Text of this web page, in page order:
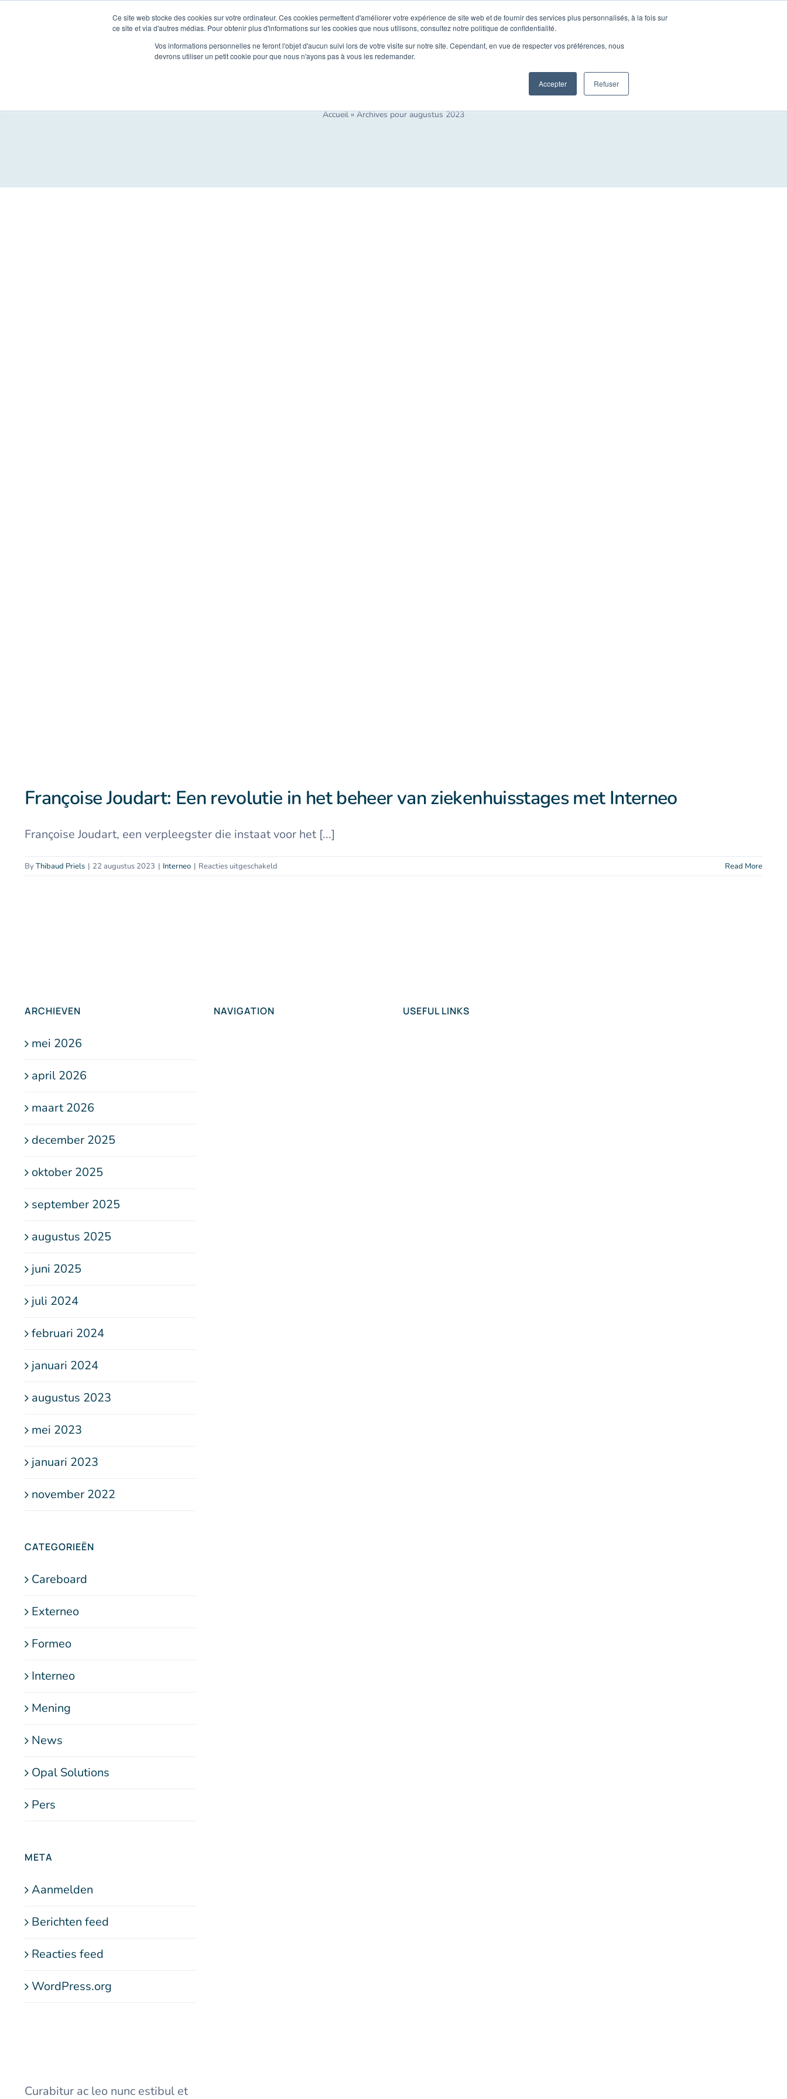
Ce site web stocke des cookies sur votre ordinateur. Ces cookies permettent d'améliorer votre expérience de site web et de fournir des services plus personnalisés, à la fois sur
ce site et via d'autres médias. Pour obtenir plus d'informations sur les cookies que nous utilisons, consultez notre politique de confidentialité.
Vos informations personnelles ne feront l'objet d'aucun suivi lors de votre visite sur notre site. Cependant, en vue de respecter vos préférences, nous
devrons utiliser un petit cookie pour que nous n'ayons pas à vous les redemander.
Accepter Refuser
Opal Solutions Onthaal Oplossingen Uw behoeften
augustus 2023
Accueil»Archives pour augustus 2023
Françoise Joudart: Een revolutie in het beheer van ziekenhuisstages met Interneo
Françoise Joudart, een verpleegster die instaat voor het [...]
ByThibaud Priels | 22 augustus 2023 | Interneo | Reacties uitgeschakeld Read More
ARCHIEVEN
mei 2026
april 2026
maart 2026
december 2025
oktober 2025
september 2025
augustus 2025
juni 2025
juli 2024
februari 2024
januari 2024
augustus 2023
mei 2023
januari 2023
november 2022
CATEGORIEËN
Careboard
Externeo
Formeo
Interneo
Mening
News
Opal Solutions
Pers
META
Aanmelden
Berichten feed
Reacties feed
WordPress.org
Curabitur ac leo nunc estibul et
NAVIGATION USEFUL LINKS